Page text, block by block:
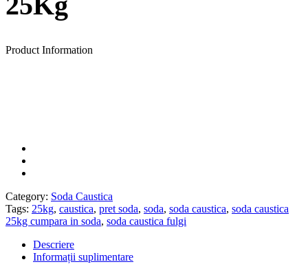
Product Information
Category: Soda Caustica
Tags: 25kg, caustica, pret soda, soda, soda caustica, soda caustica
25kg cumpara in soda, soda caustica fulgi
Descriere
Informații suplimentare